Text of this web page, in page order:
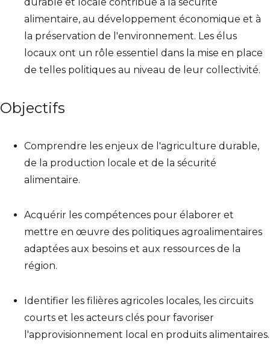
alimentaire, au développement économique et à
la préservation de l'environnement. Les élus
locaux ont un rôle essentiel dans la mise en place
de telles politiques au niveau de leur collectivité.
Objectifs
Comprendre les enjeux de l'agriculture durable,
de la production locale et de la sécurité
alimentaire.
Acquérir les compétences pour élaborer et
mettre en œuvre des politiques agroalimentaires
adaptées aux besoins et aux ressources de la
région.
Identifier les filières agricoles locales, les circuits
courts et les acteurs clés pour favoriser
l'approvisionnement local en produits alimentaires.